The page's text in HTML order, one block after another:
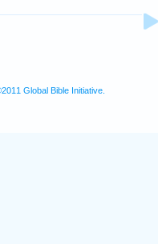
Global Bible Initiative.